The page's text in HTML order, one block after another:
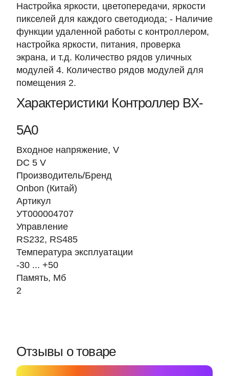
Настройка яркости, цветопередачи, яркости
пикселей для каждого светодиода; - Наличие
функции удаленной работы с контроллером,
настройка яркости, питания, проверка
экрана, и т.д. Количество рядов уличных
модулей 4. Количество рядов модулей для
помещения 2.
Характеристики Контроллер BX-
5A0
Входное напряжение, V
DC 5 V
Производитель/Бренд
Onbon (Китай)
Артикул
УТ000004707
Управление
RS232, RS485
Температура эксплуатации
-30 ... +50
Память, Мб
2
Отзывы о товаре